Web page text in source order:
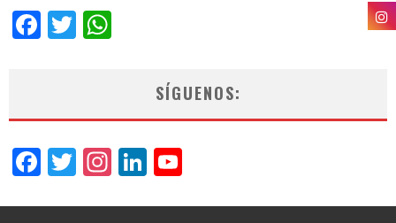
Facebook
Twitter
SÍGUENOS:
Facebook
Twitter
Instagram
LinkedIn